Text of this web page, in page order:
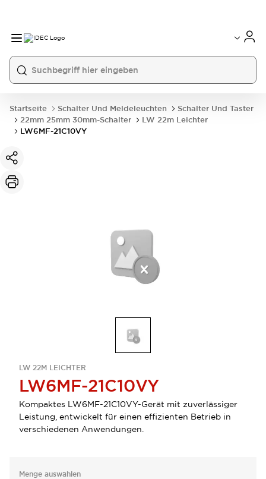
Startseite Schalter Und Meldeleuchten
Schalter Und Taster
22mm 25mm 30mm-Schalter
LW 22m Leichter
LW6MF-21C10VY
LW 22M LEICHTER
LW6MF-21C10VY
Kompaktes LW6MF-21C10VY-Gerät mit zuverlässiger
Leistung, entwickelt für einen effizienten Betrieb in
verschiedenen Anwendungen.
Menge auswählen